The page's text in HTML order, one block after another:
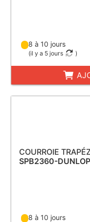
8 à 10 jours
(il y a 5 jours )
COURROIE
SPB2360-DUNLOP
8 à 10 jours